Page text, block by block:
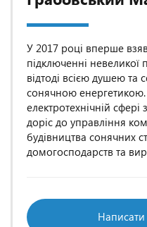
У 2017 році вперше
підключенні невеликої
відтоді всією душею та
сонячною
електротехнічній сфері
доріс до управління
будівництва сонячних
домогосподарств та